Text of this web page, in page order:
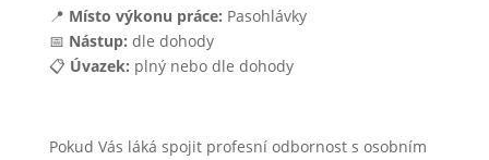
📍 Místo výkonu práce: Pasohlávky
📅 Nástup: dle dohody
📋 Úvazek: plný nebo dle dohody
Pokud Vás láká spojit profesní odbornost s osobním